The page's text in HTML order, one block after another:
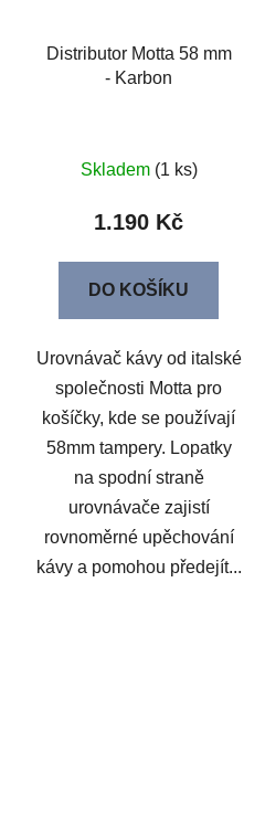
Distributor Motta 58 mm
- Karbon
Skladem (1 ks)
1.190 Kč
DO KOŠÍKU
Urovnávač kávy od italské
společnosti Motta pro
košíčky, kde se používají
58mm tampery. Lopatky
na spodní straně
urovnávače zajistí
rovnoměrné upěchování
kávy a pomohou předejít...